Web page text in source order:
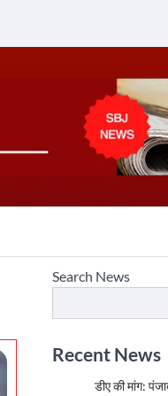
Search News
Recent News
डीए की मांग: